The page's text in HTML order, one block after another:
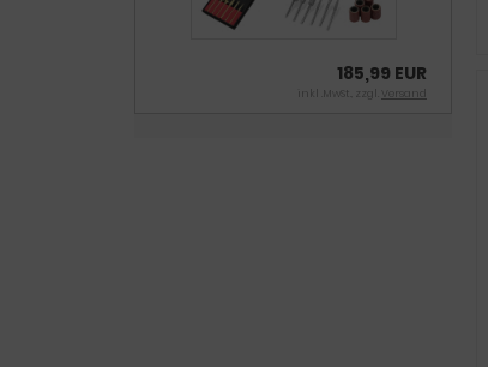
185,99 EUR
inkl .MwSt., zzgl. Versand